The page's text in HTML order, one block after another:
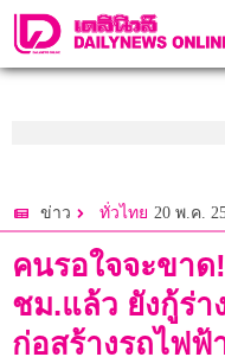
ข่าว ทั่วไทย 20 พ.ค.
คนรอใจจะขา
ชม.แล้ว ยังกู้ร่
ก่อสร้างรถไฟฟ้